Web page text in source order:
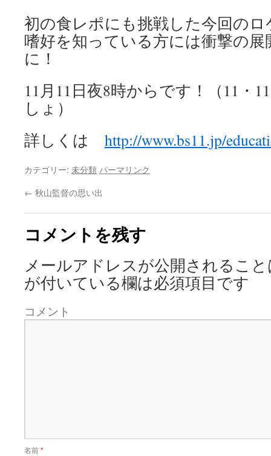
初の食レポにも挑戦した今回の
嗜好を知っている方には衝撃の
に！
11月11日夜8時からです！（11・
しょ）
詳しくは http://www.bs11.jp/
カテゴリー: 未分類 パーマリンク
← 秋山監督の思い出
コメントを残す
メールアドレスが公開されるこ
が付いている欄は必須項目です
コメント
名前*